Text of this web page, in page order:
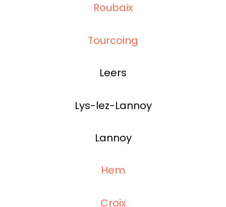
Roubaix
Tourcoing
Leers
Lys-lez-Lannoy
Lannoy
Hem
Croix